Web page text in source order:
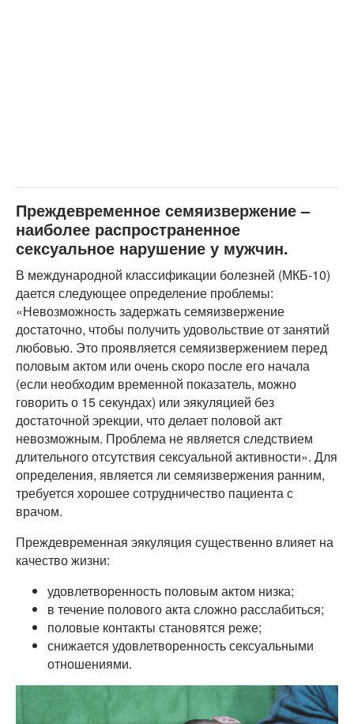
Преждевременное семяизвержение –
наиболее распространенное
сексуальное нарушение у мужчин.
В международной классификации болезней (МКБ-10)
дается следующее определение проблемы:
«Невозможность задержать семяизвержение
достаточно, чтобы получить удовольствие от занятий
любовью. Это проявляется семяизвержением перед
половым актом или очень скоро после его начала
(если необходим временной показатель, можно
говорить о 15 секундах) или эякуляцией без
достаточной эрекции, что делает половой акт
невозможным. Проблема не является следствием
длительного отсутствия сексуальной активности». Для
определения, является ли семяизвержения ранним,
требуется хорошее сотрудничество пациента с
врачом.
Преждевременная эякуляция существенно влияет на
качество жизни:
удовлетворенность половым актом низка;
в течение полового акта сложно расслабиться;
половые контакты становятся реже;
снижается удовлетворенность сексуальными
отношениями.